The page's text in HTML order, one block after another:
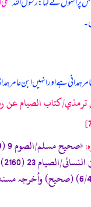
ہمدانی ہے اور انہیں ابن عامر
كتاب الصيام عن